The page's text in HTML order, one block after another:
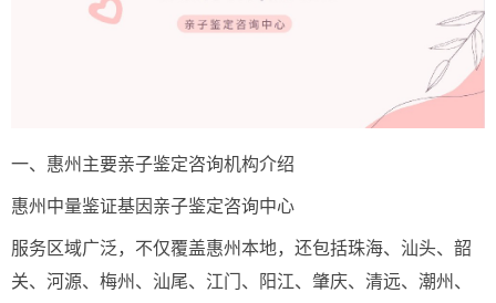
一、惠州主要亲子鉴定咨询机构介绍
惠州中量鉴证基因亲子鉴定咨询中心
服务区域广泛，不仅覆盖惠州本地，还包括珠海、汕头、韶
关、河源、梅州、汕尾、江门、阳江、肇庆、清远、潮州、